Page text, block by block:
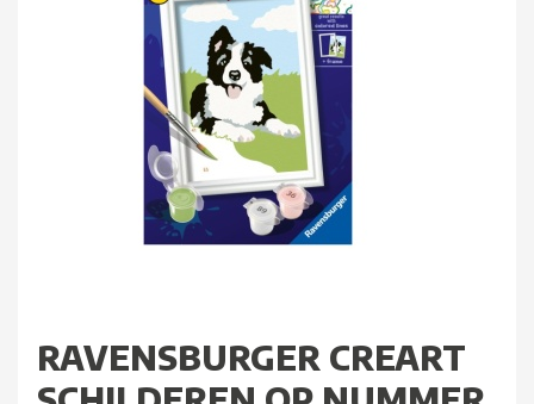
RAVENSBURGER CREART